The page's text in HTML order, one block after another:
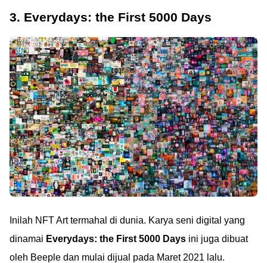
3. Everydays: the First 5000 Days
Inilah NFT Art termahal di dunia. Karya seni digital yang
dinamai Everydays: the First 5000 Days ini juga dibuat
oleh Beeple dan mulai dijual pada Maret 2021 lalu.